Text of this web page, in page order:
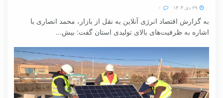
به گزارش اقتصاد انرژی آنلاین به نقل از بازار، محمد انصاری با
اشاره به ظرفیت‌های بالای تولیدی استان گفت: بیش...